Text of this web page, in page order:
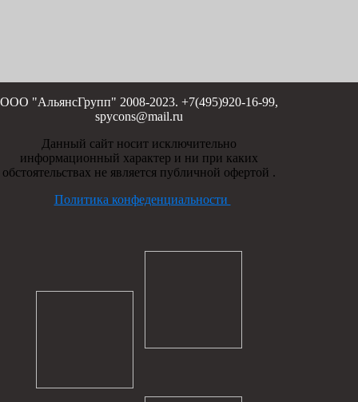
ООО "АльянсГрупп" 2008-2023. +7(495)920-16-99,
spycons@mail.ru
Данный сайт носит исключительно
информационный характер и ни при каких
обстоятельствах не является публичной офертой .
Политика конфеденциальности